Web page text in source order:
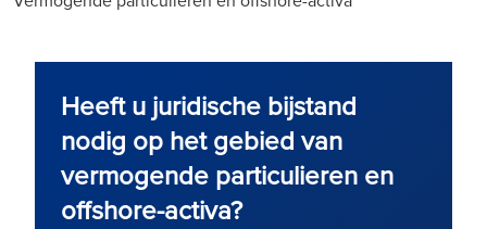
Heeft u juridische bijstand
nodig op het gebied van
vermogende particulieren en
offshore-activa?